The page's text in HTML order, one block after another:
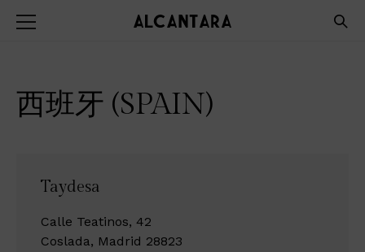
西班牙 (SPAIN)
Taydesa
Calle Teatinos, 42
Coslada, Madrid 28823